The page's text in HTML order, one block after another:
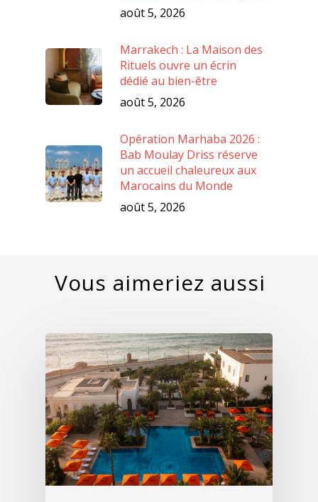
août 5, 2026
Marrakech : La Maison des
Rituels ouvre un écrin
dédié au bien-être
août 5, 2026
Opération Marhaba 2026 :
Bab Moulay Driss réserve
un accueil chaleureux aux
Marocains du Monde
août 5, 2026